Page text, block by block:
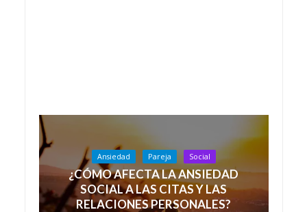
Ansiedad Pareja Social
¿CÓMO AFECTA LA ANSIEDAD
SOCIAL A LAS CITAS Y LAS
RELACIONES PERSONALES?